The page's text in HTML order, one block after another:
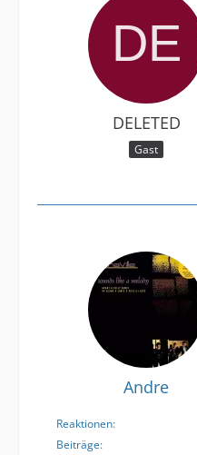
DELETED
Gast
Andre
Reaktionen
Beiträge